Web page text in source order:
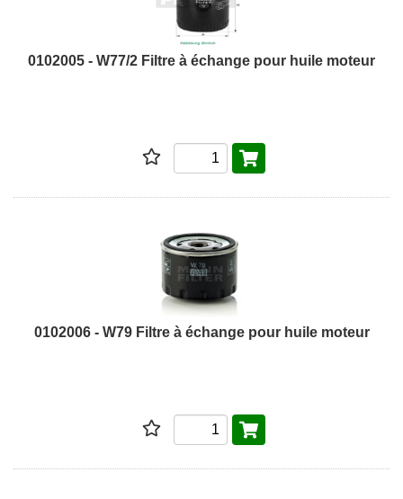
0102005 - W77/2 Filtre à échange pour huile moteur
0102006 - W79 Filtre à échange pour huile moteur